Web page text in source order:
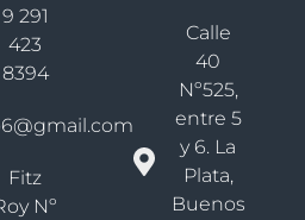
9 291
423
8394
Fitz
Nº
Calle
40
Nº525,
entre 5
y 6. La
Plata,
Buenos